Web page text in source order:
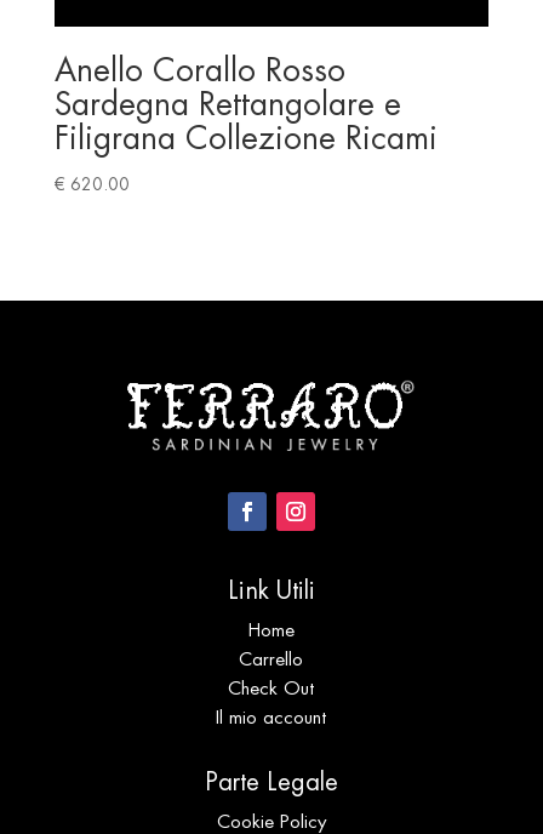
Anello Corallo Rosso
Sardegna Rettangolare e
Filigrana Collezione Ricami
€ 620.00
Link Utili
Home
Carrello
Check Out
Il mio account
Parte Legale
Cookie Policy